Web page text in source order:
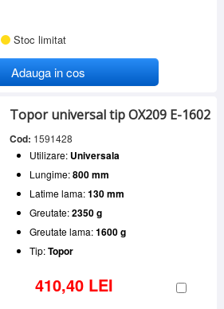
Stoc limitat
Adauga in cos
Topor universal tip OX209 E-1602
Cod: 1591428
Utilizare: Universala
Lungime:800 mm
Latime lama:130 mm
Greutate:2350 g
Greutate lama:1600 g
Tip:Topor
410,40 LEI